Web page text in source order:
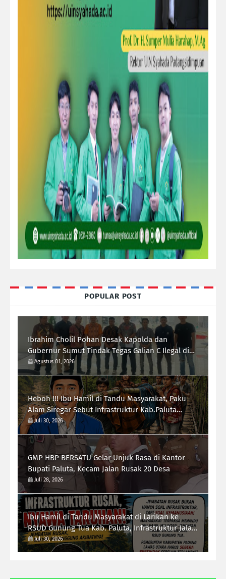
POPULAR POST
Ibrahim Cholil Pohan Desak Kapolda dan
Gubernur Sumut Tindak Tegas Galian C Ilegal di
Sipiongot Julu Kec. Dolok Kab. Paluta
Agustus 01, 2026
Heboh !!! Ibu Hamil di Tandu Masyarakat, Paku
Alam Siregar Sebut Infrastruktur Kab.Paluta
"Parah"
Juli 30, 2026
GMP HBP BERSATU Gelar Unjuk Rasa di Kantor
Bupati Paluta, Kecam Jalan Rusak 20 Desa
Juli 28, 2026
Ibu Hamil di Tandu Masyarakat di Larikan ke
RSUD Gunung Tua Kab. Paluta, Infrastruktur Jalan
Jadi Sorotan Ketua Forum-RI Bersatu Sumut
Syarif Kumala Siregar
Juli 30, 2026